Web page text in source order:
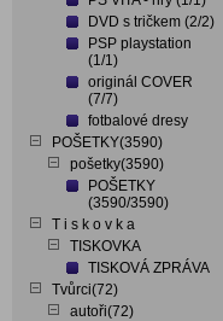
DVD s tričkem (2/2)
PSP playstation
(1/1)
originál COVER
(7/7)
fotbalové dresy
POŠETKY(3590)
pošetky(3590)
POŠETKY
(3590/3590)
T i s k o v k a
TISKOVKA
TISKOVÁ ZPRÁVA
Tvůrci(72)
autoři(72)